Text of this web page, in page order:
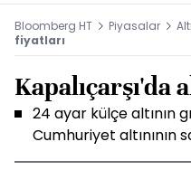
Bloomberg HT Piyasalar
fiyatları
Kapalıçarşı'da
24 ayar külçe altının
Cumhuriyet altınının